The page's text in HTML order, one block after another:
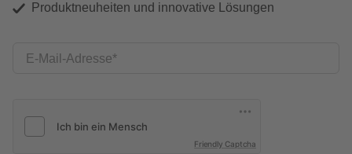
Produktneuheiten und innovative Lösungen
E-Mail-Adresse
Friendly Captcha